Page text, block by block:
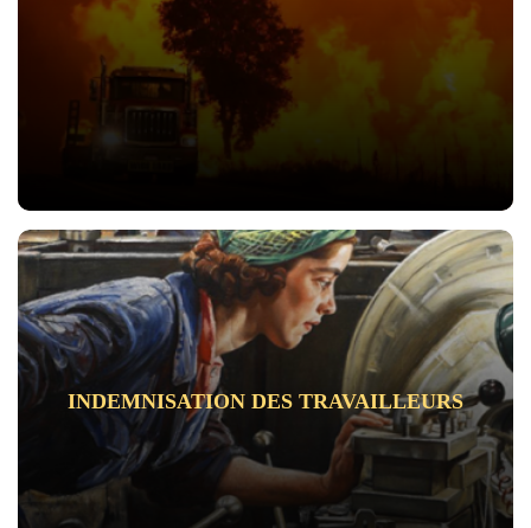
INDEMNISATION DES TRAVAILLEURS